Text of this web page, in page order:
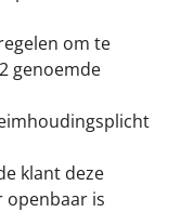
om te
genoemde
klant deze
openbaar is